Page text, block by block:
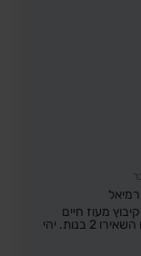
מעוז חיים
מטיאס ורעייתו יצאו לחגוג במסיבה ונרצחו. הם השאירו 2 בנות. יהי